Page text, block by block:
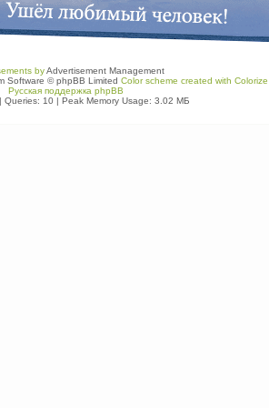
byAdvertisement Management
Software © phpBB Limited Color scheme created with
Русская поддержка phpBB
Queries: 10| Peak Memory Usage: 3.02 МБ